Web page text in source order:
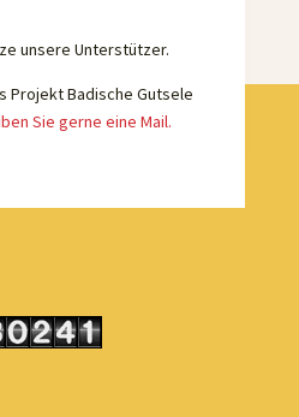
unsere Unterstützer.
Projekt Badische Gutsele
Sie gerne eine Mail.